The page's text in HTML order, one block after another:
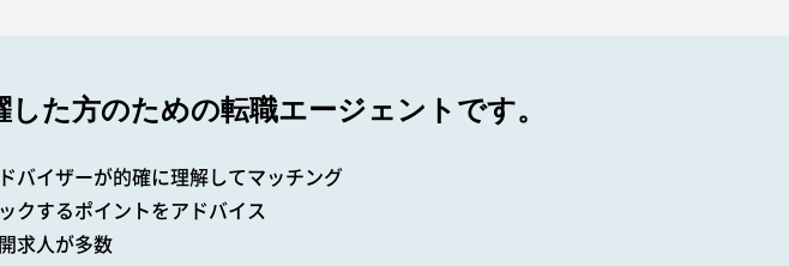
した方のための転職エージェントです。
バイザーが的確に理解してマッチング
クするポイントをアドバイス
求人が多数